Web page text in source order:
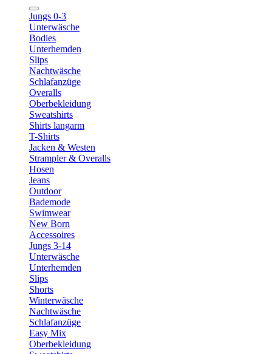
Jungs 0-3
Unterwäsche
Bodies
Unterhemden
Slips
Nachtwäsche
Schlafanzüge
Overalls
Oberbekleidung
Sweatshirts
Shirts langarm
T-Shirts
Jacken & Westen
Strampler & Overalls
Hosen
Jeans
Outdoor
Bademode
Swimwear
New Born
Accessoires
Jungs 3-14
Unterwäsche
Unterhemden
Slips
Shorts
Winterwäsche
Nachtwäsche
Schlafanzüge
Easy Mix
Oberbekleidung